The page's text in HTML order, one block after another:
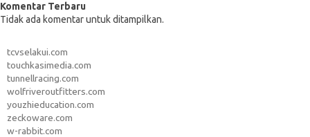
Komentar Terbaru
Tidak ada komentar untuk ditampilkan.
tcvselakui.com
touchkasimedia.com
tunnellracing.com
wolfriveroutfitters.com
youzhieducation.com
zeckoware.com
w-rabbit.com